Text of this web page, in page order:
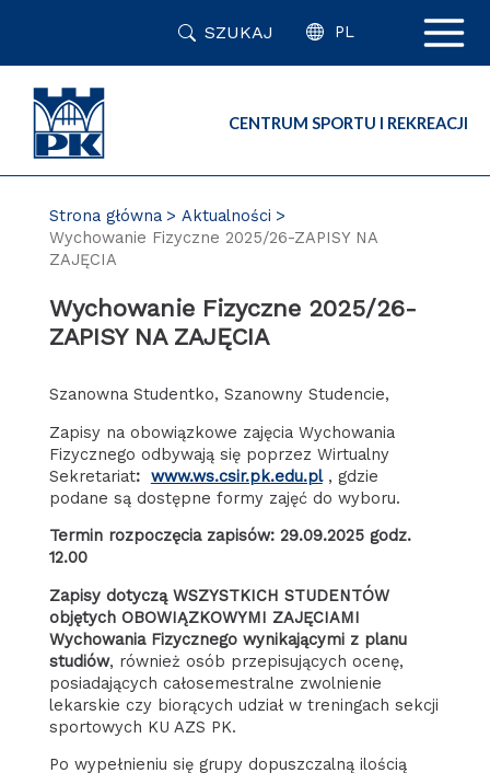
SZUKAJ PL
CENTRUM SPORTU I REKREACJI
Strona główna
Aktualności
Wychowanie Fizyczne 2025/26-ZAPISY NA
ZAJĘCIA
Wychowanie Fizyczne 2025/26-
ZAPISY NA ZAJĘCIA
Szanowna Studentko, Szanowny Studencie,
Zapisy na obowiązkowe zajęcia Wychowania
Fizycznego odbywają się poprzez Wirtualny
Sekretariat: www.ws.csir.pk.edu.pl, gdzie
podane są dostępne formy zajęć do wyboru.
Termin rozpoczęcia zapisów: 29.09.2025 godz.
12.00
Zapisy dotyczą WSZYSTKICH STUDENTÓW
objętych OBOWIĄZKOWYMI ZAJĘCIAMI
Wychowania Fizycznego wynikającymi z planu
studiów, również osób przepisujących ocenę,
posiadających całosemestralne zwolnienie
lekarskie czy biorących udział w treningach sekcji
sportowych KU AZS PK.
Po wypełnieniu się grupy dopuszczalną ilością